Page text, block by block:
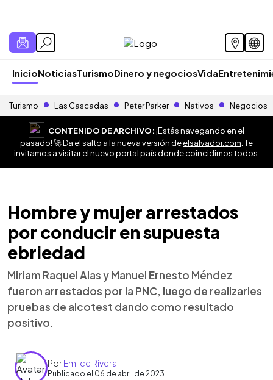
InicioNoticiasTurismoDinero y negociosVida
Turismo Las Cascadas Peter Parker Nativos Negocios
CONTENIDO DE ARCHIVO:¡Estás navegando en el
pasado! 🚀 Da el salto a la nueva versión deelsalvador.com . Te
invitamos a visitar el nuevo portal país donde coincidimos todos.
Hombre y mujer arrestados
por conducir en supuesta
ebriedad
Miriam Raquel Alas y Manuel Ernesto Méndez
fueron arrestados por la PNC, luego de realizarles
pruebas de alcotest dando como resultado
positivo.
PorEmilce Rivera
Publicado el 06 de abril de 2023